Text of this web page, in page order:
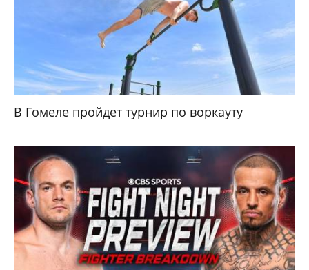
В Гомеле пройдет турнир по воркауту